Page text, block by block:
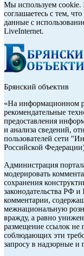
Мы используем cookie.
соглашаетесь с тем,
данные с
LiveInternet.
Брянский объектив
«На информационном
рекомендательные
предоставления
и анализа сведений,
пользователей сети
Российской
Администрация
модерировать
сохранения
законодательства РФ
комментарии,
межнациональную
вражду, а равно
размещение ссылок не
соблюдающих эти
запросу в надзорные и